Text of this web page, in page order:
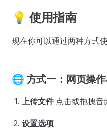
💡 使用指南
现在你可以通过两种方式
🌐 方式一：网页操
上传文件点击或拖拽音
设置选项